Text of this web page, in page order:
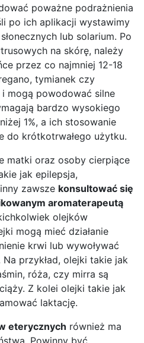
poważne podrażnienia
po ich aplikacji wystawimy
lub solarium. Po
na skórę, należy
przez co najmniej 12-18
tymianek czy
mogą powodować silne
bardzo wysokiego
1%, a ich stosowanie
do krótkotrwałego użytku.
matki oraz osoby cierpiące
jak epilepsja,
zawsze konsultować się
aromaterapeutą
olejków
mogą mieć działanie
krwi lub wywoływać
przykład, olejki takie jak
róża, czy mirra są
Z kolei olejki takie jak
laktację.
eterycznych również ma
Powinny być